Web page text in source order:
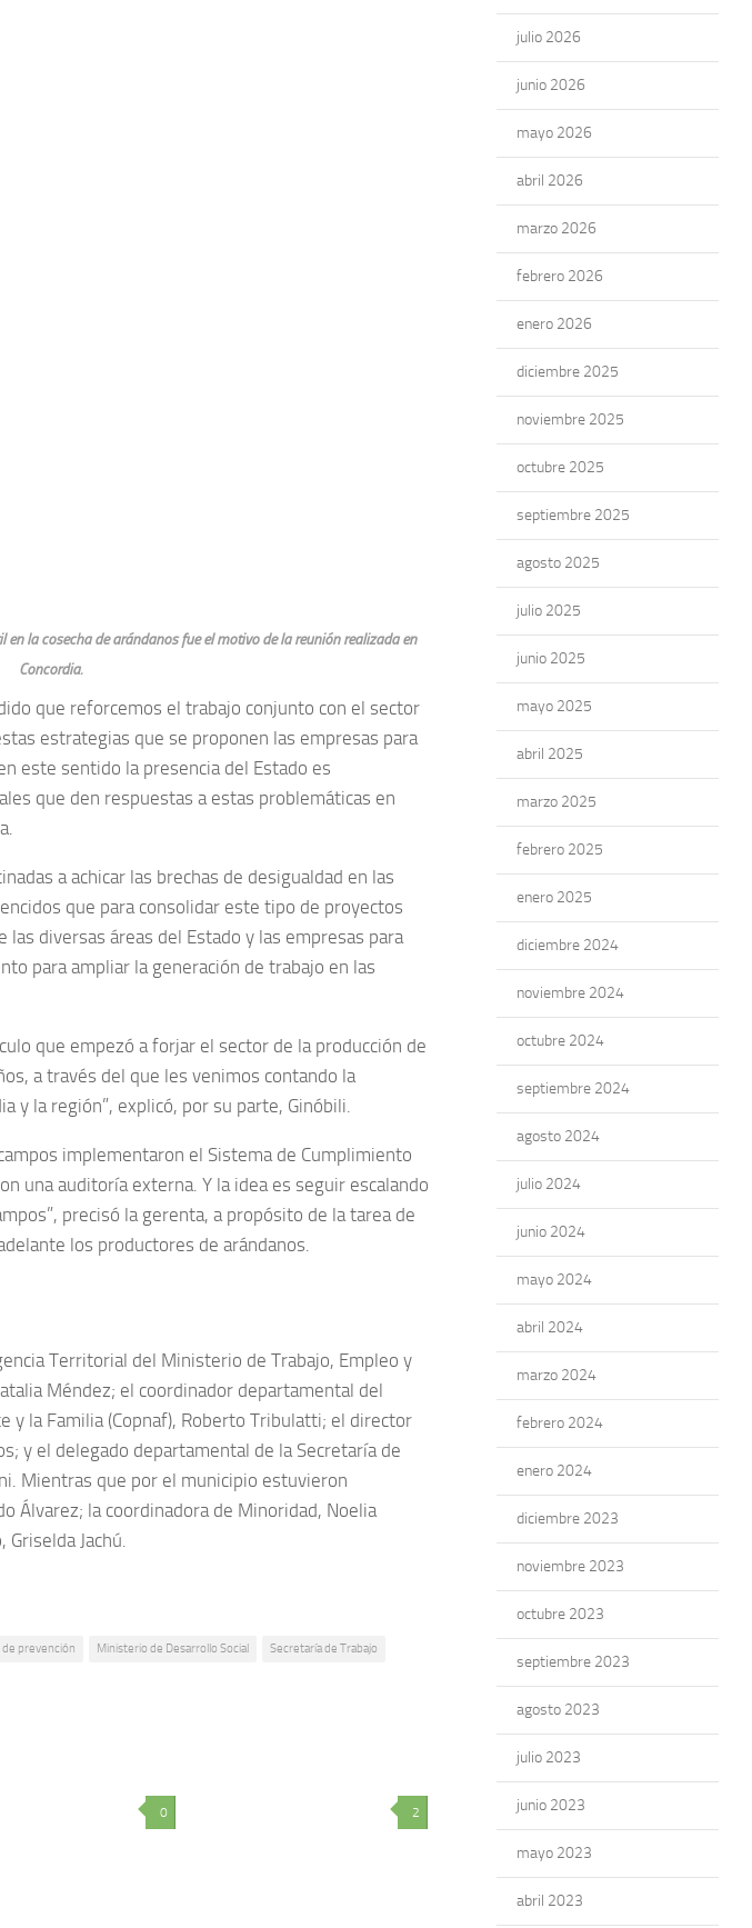
la cosecha de arándanos fue el motivo de la reunión realizada en
Concordia.
que reforcemos el trabajo conjunto con el sector
estrategias que se proponen las empresas para
este sentido la presencia del Estado es
que den respuestas a estas problemáticas en
a achicar las brechas de desigualdad en las
que para consolidar este tipo de proyectos
diversas áreas del Estado y las empresas para
para ampliar la generación de trabajo en las
que empezó a forjar el sector de la producción de
a través del que les venimos contando la
y la región”, explicó, por su parte, Ginóbili.
implementaron el Sistema de Cumplimiento
una auditoría externa. Y la idea es seguir escalando
precisó la gerenta, a propósito de la tarea de
los productores de arándanos.
Territorial del Ministerio de Trabajo, Empleo y
Méndez; el coordinador departamental del
y la Familia (Copnaf), Roberto Tribulatti; el director
y el delegado departamental de la Secretaría de
Mientras que por el municipio estuvieron
Álvarez; la coordinadora de Minoridad, Noelia
Jachú.
prevención Ministerio de Desarrollo Social Secretaría de Trabajo
0 2
julio 2026
junio 2026
mayo 2026
abril 2026
marzo 2026
febrero 2026
enero 2026
diciembre 2025
noviembre 2025
octubre 2025
septiembre 2025
agosto 2025
julio 2025
junio 2025
mayo 2025
abril 2025
marzo 2025
febrero 2025
enero 2025
diciembre 2024
noviembre 2024
octubre 2024
septiembre 2024
agosto 2024
julio 2024
junio 2024
mayo 2024
abril 2024
marzo 2024
febrero 2024
enero 2024
diciembre 2023
noviembre 2023
octubre 2023
septiembre 2023
agosto 2023
julio 2023
junio 2023
mayo 2023
abril 2023